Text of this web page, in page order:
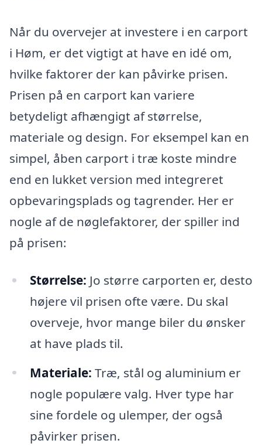
Når du overvejer at investere i en carport
i Høm, er det vigtigt at have en idé om,
hvilke faktorer der kan påvirke prisen.
Prisen på en carport kan variere
betydeligt afhængigt af størrelse,
materiale og design. For eksempel kan en
simpel, åben carport i træ koste mindre
end en lukket version med integreret
opbevaringsplads og tagrender. Her er
nogle af de nøglefaktorer, der spiller ind
på prisen:
Størrelse: Jo større carporten er, desto
højere vil prisen ofte være. Du skal
overveje, hvor mange biler du ønsker
at have plads til.
Materiale: Træ, stål og aluminium er
nogle populære valg. Hver type har
sine fordele og ulemper, der også
påvirker prisen.